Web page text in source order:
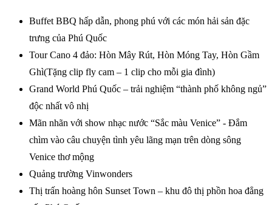
Buffet BBQ hấp dẫn, phong phú với các món hải sản đặc
trưng của Phú Quốc
Tour Cano 4 đảo: Hòn Mây Rút, Hòn Móng Tay, Hòn Gầm
Ghì(Tặng clip fly cam – 1 clip cho mỗi gia đình)
Grand World Phú Quốc – trải nghiệm “thành phố không ngủ”
độc nhất vô nhị
Mãn nhãn với show nhạc nước “Sắc màu Venice” - Đắm
chìm vào câu chuyện tình yêu lãng mạn trên dòng sông
Venice thơ mộng
Quảng trường Vinwonders
Thị trấn hoàng hôn Sunset Town – khu đô thị phồn hoa đẳng